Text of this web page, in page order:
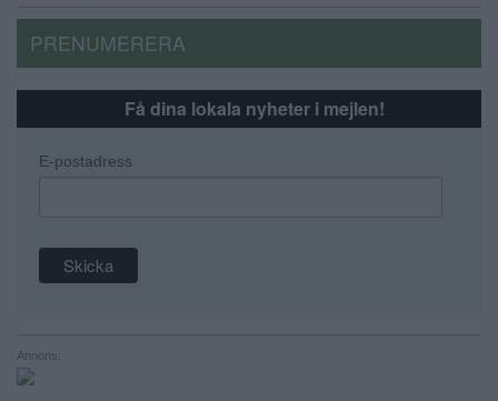
PRENUMERERA
Få dina lokala nyheter i mejlen!
E-postadress
Annons: